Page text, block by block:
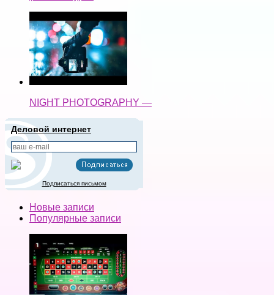
NIGHT PHOTOGRAPHY —
Деловой интернет
Подписаться письмом
Новые записи
Популярные записи